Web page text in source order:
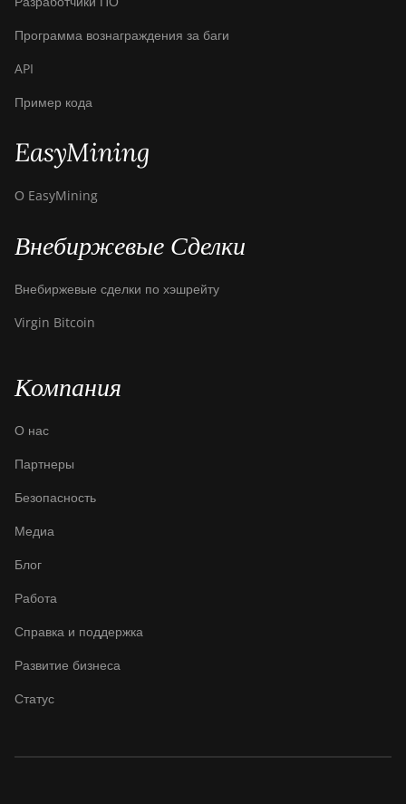
Программа вознаграждения за баги
API
Пример кода
EasyMining
О EasyMining
Внебиржевые Сделки
Внебиржевые сделки по хэшрейту
Virgin Bitcoin
Компания
О нас
Партнеры
Безопасность
Медиа
Блог
Работа
Справка и поддержка
Развитие бизнеса
Статус